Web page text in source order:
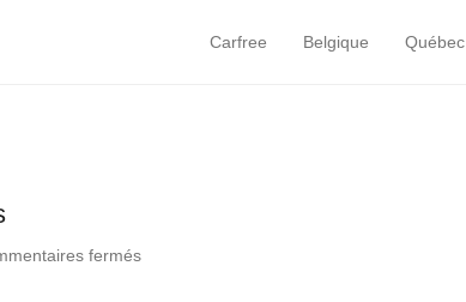
Primary Menu
Skip to content
Carfree Belgique Québec
fermés